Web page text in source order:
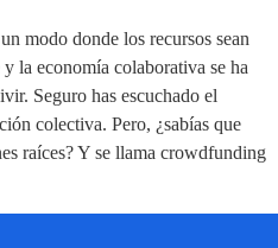
modo donde los recursos sean
la economía colaborativa se ha
Seguro has escuchado el
colectiva. Pero, ¿sabías que
raíces? Y se llama crowdfunding